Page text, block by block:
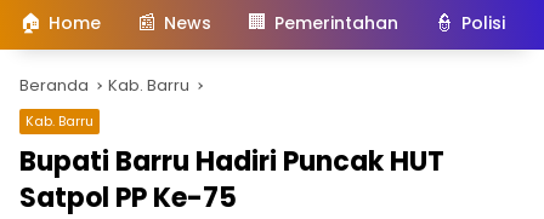
🏠 Home 📰 News 🏢 Pemerintahan 👮 Polisi
Beranda Kab. Barru
Kab. Barru
Bupati Barru Hadiri Puncak HUT
Satpol PP Ke-75